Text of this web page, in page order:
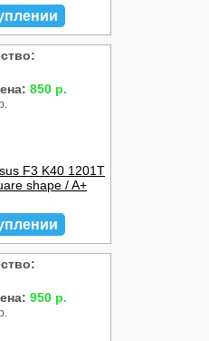
850 р.
F3 K40 1201T
shape / A+
950 р.